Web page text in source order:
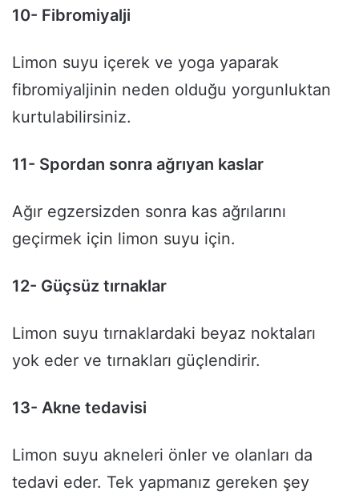
10- Fibromiyalji
Limon suyu içerek ve yoga yaparak
fibromiyaljinin neden olduğu yorgunluktan
kurtulabilirsiniz.
11- Spordan sonra ağrıyan kaslar
Ağır egzersizden sonra kas ağrılarını
geçirmek için limon suyu için.
12- Güçsüz tırnaklar
Limon suyu tırnaklardaki beyaz noktaları
yok eder ve tırnakları güçlendirir.
13- Akne tedavisi
Limon suyu akneleri önler ve olanları da
tedavi eder. Tek yapmanız gereken şey